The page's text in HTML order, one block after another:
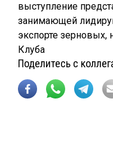
выступление
занимающей
экспорте зерновых,
Клуба
Поделитесь с